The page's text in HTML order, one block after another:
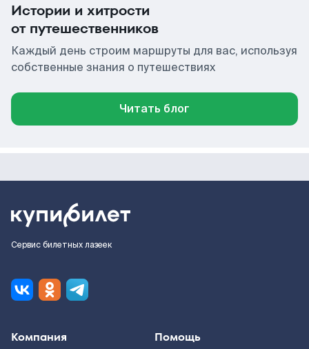
Истории и хитрости
от путешественников
Каждый день строим маршруты для вас, используя
собственные знания о путешествиях
Читать блог
Сервис билетных лазеек
Компания Помощь